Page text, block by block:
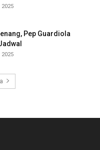
Pep Guardiola